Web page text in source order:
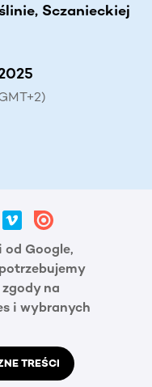
Sczanieckiej
Google,
na
i wybranych
TREŚCI